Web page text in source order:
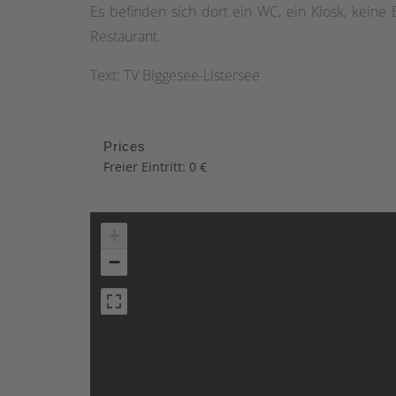
Es befinden sich dort ein WC, ein Kiosk,
Restaurant.
Text: TV Biggesee-Listersee
Prices
Freier Eintritt: 0 €
−